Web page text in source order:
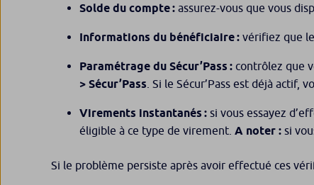
Solde du compte : assurez-vous que vous
Informations du bénéficiaire : vérifiez que
Paramétrage du Sécur’Pass : contrôlez que
> Sécur’Pass . Si le Sécur’Pass est déjà actif,
Virements instantanés : si vous essayez
éligible à ce type de virement. A noter : si
Si le problème persiste après avoir effectué ces